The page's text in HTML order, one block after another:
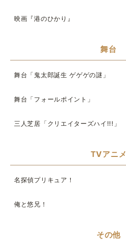
映画『港のひかり』
舞台
舞台「鬼太郎誕生 ゲゲゲの謎」
舞台「フォールポイント」
三人芝居「クリエイターズハイ!!!」
TVアニメ
名探偵プリキュア！
俺と悠兄！
その他